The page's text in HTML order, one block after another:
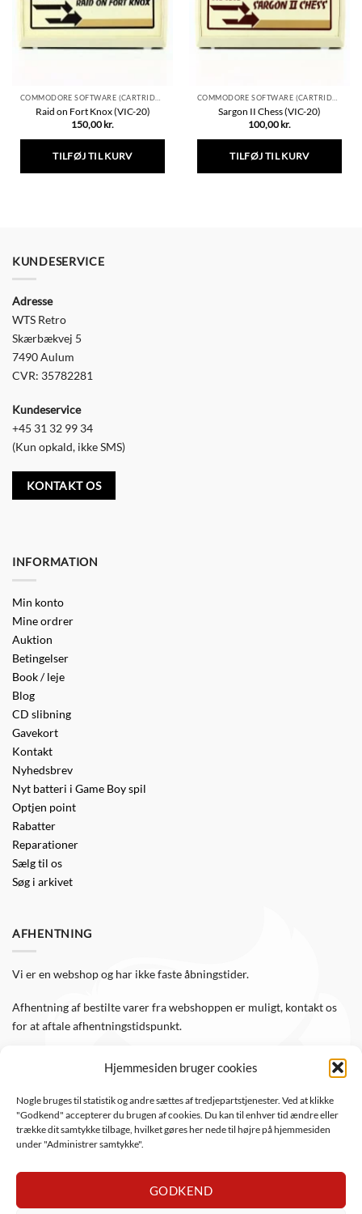
Hjemmesiden bruger cookies
Nogle bruges til statistik og andre sættes af tredjepartstjenester. Ved at klikke
"Godkend" accepterer du brugen af cookies. Du kan til enhver tid ændre eller
trække dit samtykke tilbage, hvilket gøres her nede til højre på hjemmesiden
under "Administrer samtykke".
GODKEND
COMMODORE SOFTWARE (CARTRIDGE)
Raid on Fort Knox (VIC-20)
150,00 kr.
TILFØJ TIL KURV
COMMODORE SOFTWARE (CARTRIDGE)
Sargon II Chess (VIC-20)
100,00 kr.
TILFØJ TIL KURV
KUNDESERVICE
Adresse
WTS Retro
Skærbækvej 5
7490 Aulum
CVR: 35782281
Kundeservice
+45 31 32 99 34
(Kun opkald, ikke SMS)
KONTAKT OS
INFORMATION
Min konto
Mine ordrer
Auktion
Betingelser
Book / leje
Blog
CD slibning
Gavekort
Kontakt
Nyhedsbrev
Nyt batteri i Game Boy spil
Optjen point
Rabatter
Reparationer
Sælg til os
Søg i arkivet
AFHENTNING
Vi er en webshop og har ikke faste åbningstider.
Afhentning af bestilte varer fra webshoppen er muligt, kontakt os
for at aftale afhentningstidspunkt.
Følg WTS Retro på de sociale medier, så er du altid opdateret.